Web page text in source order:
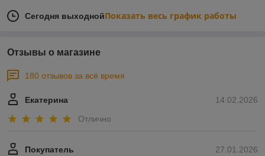
Сегодня выходнойПоказать весь график работы
Отзывы о магазине
180 отзывов за всё время
14.02.2026
Екатерина
Отлично
27.01.2026
Покупатель